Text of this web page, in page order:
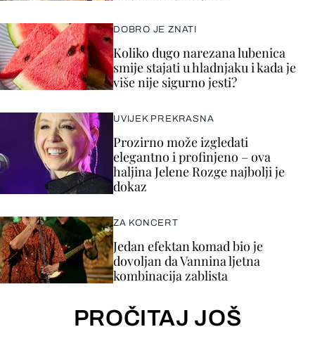
DOBRO JE ZNATI
Koliko dugo narezana lubenica
smije stajati u hladnjaku i kada je
više nije sigurno jesti?
UVIJEK PREKRASNA
Prozirno može izgledati
elegantno i profinjeno – ova
haljina Jelene Rozge najbolji je
dokaz
ZA KONCERT
Jedan efektan komad bio je
dovoljan da Vannina ljetna
kombinacija zablista
PROČITAJ JOŠ